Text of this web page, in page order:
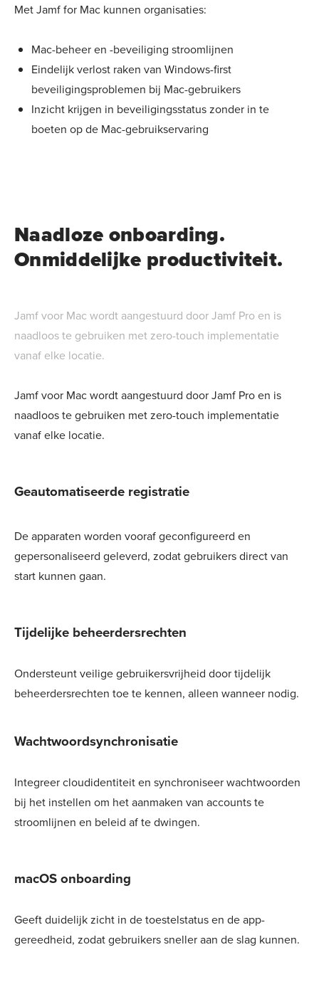
Met Jamf for Mac kunnen organisaties:
Mac-beheer en -beveiliging stroomlijnen
Eindelijk verlost raken van Windows-first
beveiligingsproblemen bij Mac-gebruikers
Inzicht krijgen in beveiligingsstatus zonder in te
boeten op de Mac-gebruikservaring
Naadloze onboarding.
Onmiddelijke productiviteit.
Jamf voor Mac wordt aangestuurd door Jamf Pro en is
naadloos te gebruiken met zero-touch implementatie
vanaf elke locatie.
Jamf voor Mac wordt aangestuurd door Jamf Pro en is
naadloos te gebruiken met zero-touch implementatie
vanaf elke locatie.
Geautomatiseerde registratie
De apparaten worden vooraf geconfigureerd en
gepersonaliseerd geleverd, zodat gebruikers direct van
start kunnen gaan.
Tijdelijke beheerdersrechten
Ondersteunt veilige gebruikersvrijheid door tijdelijk
beheerdersrechten toe te kennen, alleen wanneer nodig.
Wachtwoordsynchronisatie
Integreer cloudidentiteit en synchroniseer wachtwoorden
bij het instellen om het aanmaken van accounts te
stroomlijnen en beleid af te dwingen.
macOS onboarding
Geeft duidelijk zicht in de toestelstatus en de app-
gereedheid, zodat gebruikers sneller aan de slag kunnen.